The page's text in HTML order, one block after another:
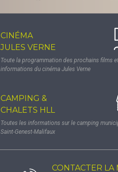
CINÉMA
JULES VERNE
Toute la programmation des prochains films
informations du cinéma Jules Verne
CAMPING &
CHALETS HLL
Toutes les informations sur le camping
Saint-Genest-Malifaux
CONTACTER LA